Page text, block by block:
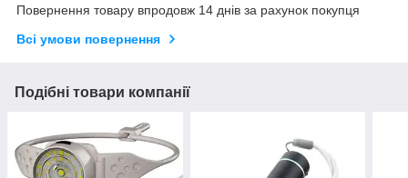
Повернення товару впродовж 14 днів за рахунок покупця
Всі умови повернення
Подібні товари компанії